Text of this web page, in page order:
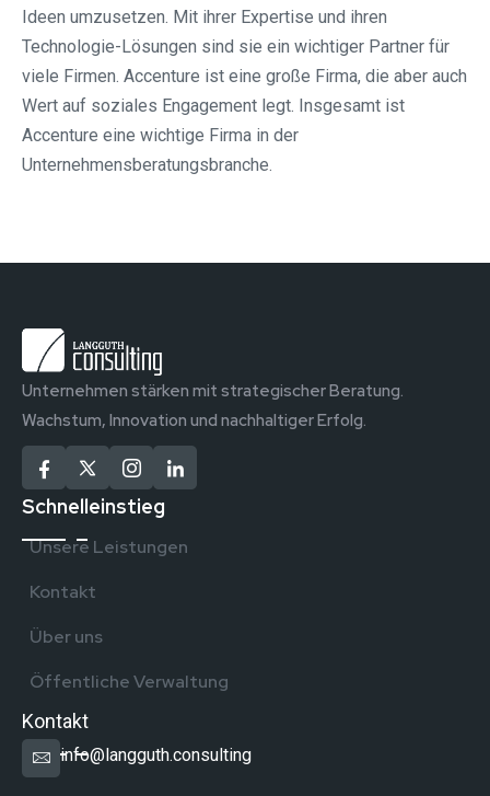
Ideen umzusetzen. Mit ihrer Expertise und ihren
Technologie-Lösungen sind sie ein wichtiger Partner für
viele Firmen. Accenture ist eine große Firma, die aber auch
Wert auf soziales Engagement legt. Insgesamt ist
Accenture eine wichtige Firma in der
Unternehmensberatungsbranche.
Unternehmen stärken mit strategischer Beratung.
Wachstum, Innovation und nachhaltiger Erfolg.
Schnelleinstieg
Unsere Leistungen
Kontakt
Über uns
Öffentliche Verwaltung
Kontakt
info@langguth.consulting